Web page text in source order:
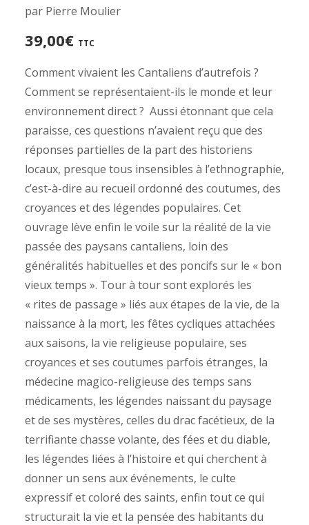
par Pierre Moulier
39,00€ TTC
Comment vivaient les Cantaliens d’autrefois ?
Comment se représentaient-ils le monde et leur
environnement direct ? Aussi étonnant que cela
paraisse, ces questions n’avaient reçu que des
réponses partielles de la part des historiens
locaux, presque tous insensibles à l’ethnographie,
c’est-à-dire au recueil ordonné des coutumes, des
croyances et des légendes populaires. Cet
ouvrage lève enfin le voile sur la réalité de la vie
passée des paysans cantaliens, loin des
généralités habituelles et des poncifs sur le « bon
vieux temps ». Tour à tour sont explorés les
« rites de passage » liés aux étapes de la vie, de la
naissance à la mort, les fêtes cycliques attachées
aux saisons, la vie religieuse populaire, ses
croyances et ses coutumes parfois étranges, la
médecine magico-religieuse des temps sans
médicaments, les légendes naissant du paysage
et de ses mystères, celles du drac facétieux, de la
terrifiante chasse volante, des fées et du diable,
les légendes liées à l’histoire et qui cherchent à
donner un sens aux événements, le culte
expressif et coloré des saints, enfin tout ce qui
structurait la vie et la pensée des habitants du